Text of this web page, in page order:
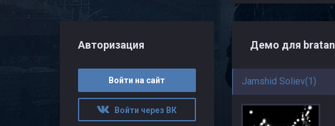
Демо для bratan
Jamshid Soliev(1)
Авторизация
Войти на сайт
Войти через ВК